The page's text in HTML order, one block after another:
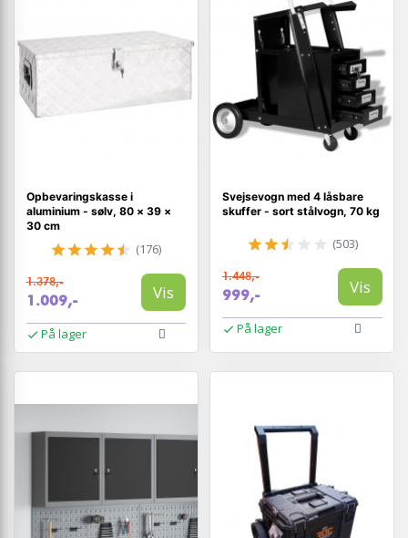
Opbevaringskasse i
aluminium - sølv, 80 × 39 ×
30 cm
(176)
1.378,-
1.009,- Vis
På lager
Svejsevogn med 4 låsbare
skuffer - sort stålvogn, 70 kg
(503)
1.448,-
999,- Vis
På lager